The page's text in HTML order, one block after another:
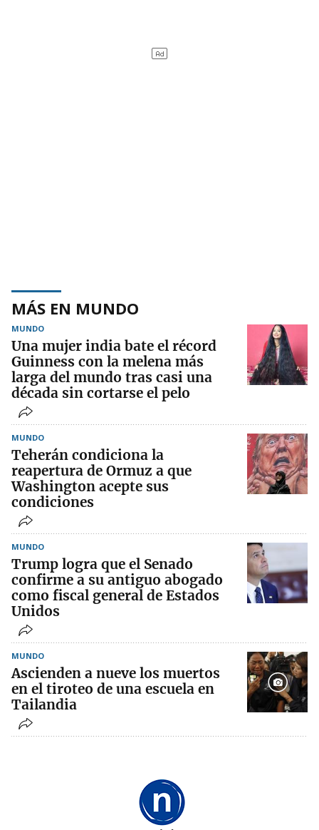
MÁS EN MUNDO
MUNDO
Una mujer india bate el récord
Guinness con la melena más
larga del mundo tras casi una
década sin cortarse el pelo
MUNDO
Teherán condiciona la
reapertura de Ormuz a que
Washington acepte sus
condiciones
MUNDO
Trump logra que el Senado
confirme a su antiguo abogado
como fiscal general de Estados
Unidos
MUNDO
Ascienden a nueve los muertos
en el tiroteo de una escuela en
Tailandia